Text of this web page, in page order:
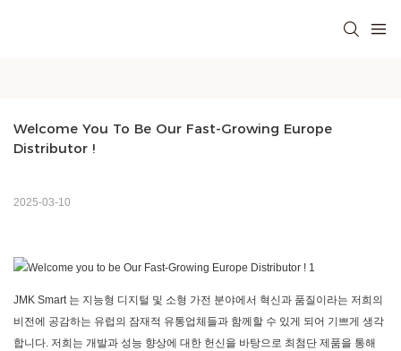
Welcome You To Be Our Fast-Growing Europe
Distributor !
2025-03-10
JMK Smart는 지능형 디지털 및 소형 가전 분야에서 혁신과 품질이라는 저희의
비전에 공감하는 유럽의 잠재적 유통업체들과 함께할 수 있게 되어 기쁘게 생각
합니다. 저희는 개발과 성능 향상에 대한 헌신을 바탕으로 최첨단 제품을 통해